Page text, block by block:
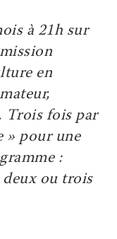
à 21h sur
en
Trois fois par
» pour une
:
deux ou trois